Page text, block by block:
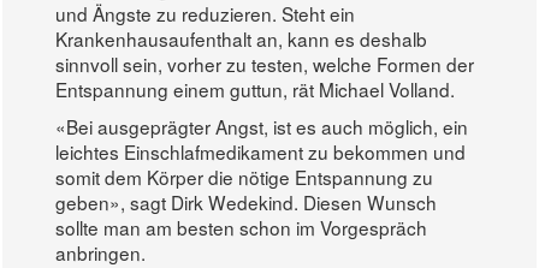
und Ängste zu reduzieren. Steht ein
Krankenhausaufenthalt an, kann es deshalb
sinnvoll sein, vorher zu testen, welche Formen der
Entspannung einem guttun, rät Michael Volland.
«Bei ausgeprägter Angst, ist es auch möglich, ein
leichtes Einschlafmedikament zu bekommen und
somit dem Körper die nötige Entspannung zu
geben», sagt Dirk Wedekind. Diesen Wunsch
sollte man am besten schon im Vorgespräch
anbringen.